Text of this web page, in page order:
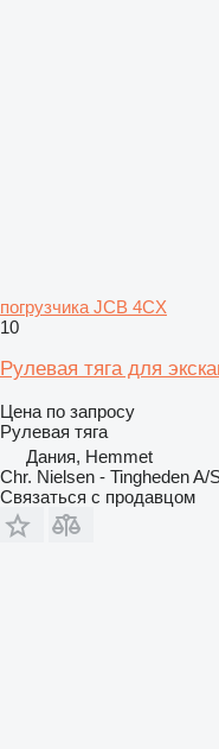
погрузчика JCB 4CX
10
Рулевая тяга для
Цена по запросу
Рулевая тяга
Дания, Hemmet
Chr. Nielsen - Tingheden A/
Связаться с продавцом